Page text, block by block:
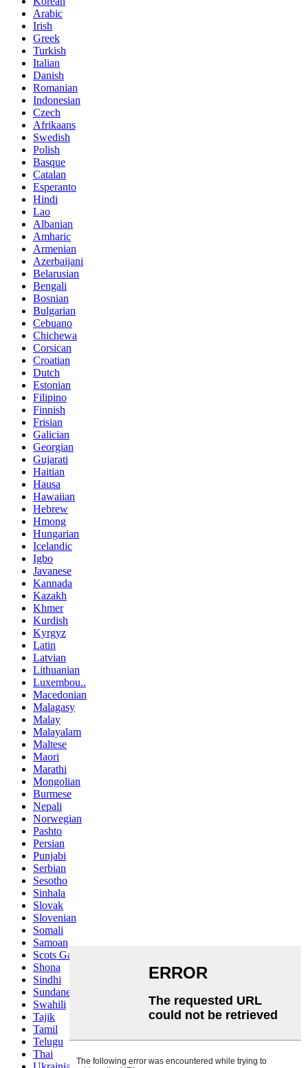
Arabic
Irish
Greek
Turkish
Italian
Danish
Romanian
Indonesian
Czech
Afrikaans
Swedish
Polish
Basque
Catalan
Esperanto
Hindi
Lao
Albanian
Amharic
Armenian
Azerbaijani
Belarusian
Bengali
Bosnian
Bulgarian
Cebuano
Chichewa
Corsican
Croatian
Dutch
Estonian
Filipino
Finnish
Frisian
Galician
Georgian
Gujarati
Haitian
Hausa
Hawaiian
Hebrew
Hmong
Hungarian
Icelandic
Igbo
Javanese
Kannada
Kazakh
Khmer
Kurdish
Kyrgyz
Latin
Latvian
Lithuanian
Luxembou..
Macedonian
Malagasy
Malay
Malayalam
Maltese
Maori
Marathi
Mongolian
Burmese
Nepali
Norwegian
Pashto
Persian
Punjabi
Serbian
Sesotho
Sinhala
Slovak
Slovenian
Somali
Samoan
Scots Gaelic
Shona
Sindhi
Sundanese
Swahili
Tajik
Tamil
Telugu
Thai